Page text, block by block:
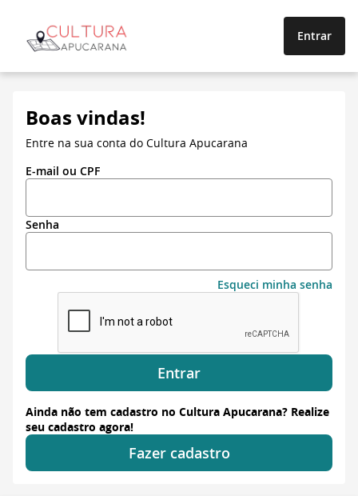
Entrar
Boas vindas!
Entre na sua conta do Cultura Apucarana
E-mail ou CPF
Senha
Esqueci minha senha
Entrar
Ainda não tem cadastro no Cultura Apucarana? Realize
seu cadastro agora!
Fazer cadastro